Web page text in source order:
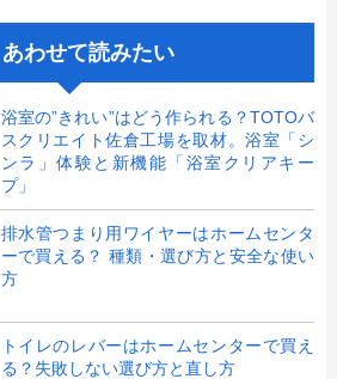
あわせて読みたい
浴室の”きれい”はどう作られる？TOTOバ
スクリエイト佐倉工場を取材。浴室「シ
ンラ」体験と新機能「浴室クリアキー
プ」
排水管つまり用ワイヤーはホームセンタ
ーで買える？ 種類・選び方と安全な使い
方
トイレのレバーはホームセンターで買え
る？失敗しない選び方と直し方